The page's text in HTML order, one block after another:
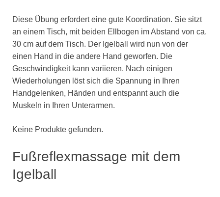
Diese Übung erfordert eine gute Koordination. Sie sitzt
an einem Tisch, mit beiden Ellbogen im Abstand von ca.
30 cm auf dem Tisch. Der Igelball wird nun von der
einen Hand in die andere Hand geworfen. Die
Geschwindigkeit kann variieren. Nach einigen
Wiederholungen löst sich die Spannung in Ihren
Handgelenken, Händen und entspannt auch die
Muskeln in Ihren Unterarmen.
Keine Produkte gefunden.
Fußreflexmassage mit dem
Igelball